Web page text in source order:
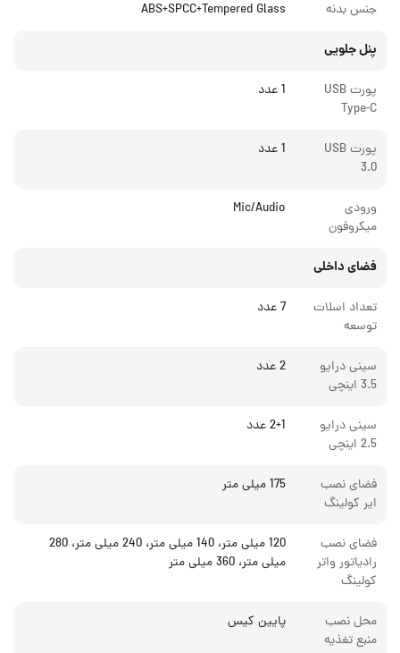
جنس بدنه ABS+SPCC+Tempered Glass
پنل جلویی
پورت USB
Type-C
1 عدد
پورت USB
3.0
1 عدد
ورودی
میکروفون
Mic/Audio
فضای داخلی
تعداد اسلات
توسعه
7 عدد
سینی درایو
3.5 اینچی
2 عدد
سینی درایو
2.5 اینچی
2+1 عدد
فضای نصب
ایر کولینگ
175 میلی متر
فضای نصب
رادیاتور واتر
کولینگ
120 میلی متر، 140 میلی متر، 240 میلی متر، 280
میلی متر، 360 میلی متر
محل نصب
منبع تغذیه
پایین کیس